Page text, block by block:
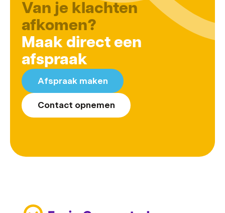
Van je klachten
afkomen?
Maak direct een
afspraak
Afspraak maken
Contact opnemen